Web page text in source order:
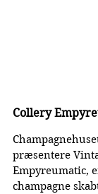
Collery
præsentere
Empyreumatic,
champagne